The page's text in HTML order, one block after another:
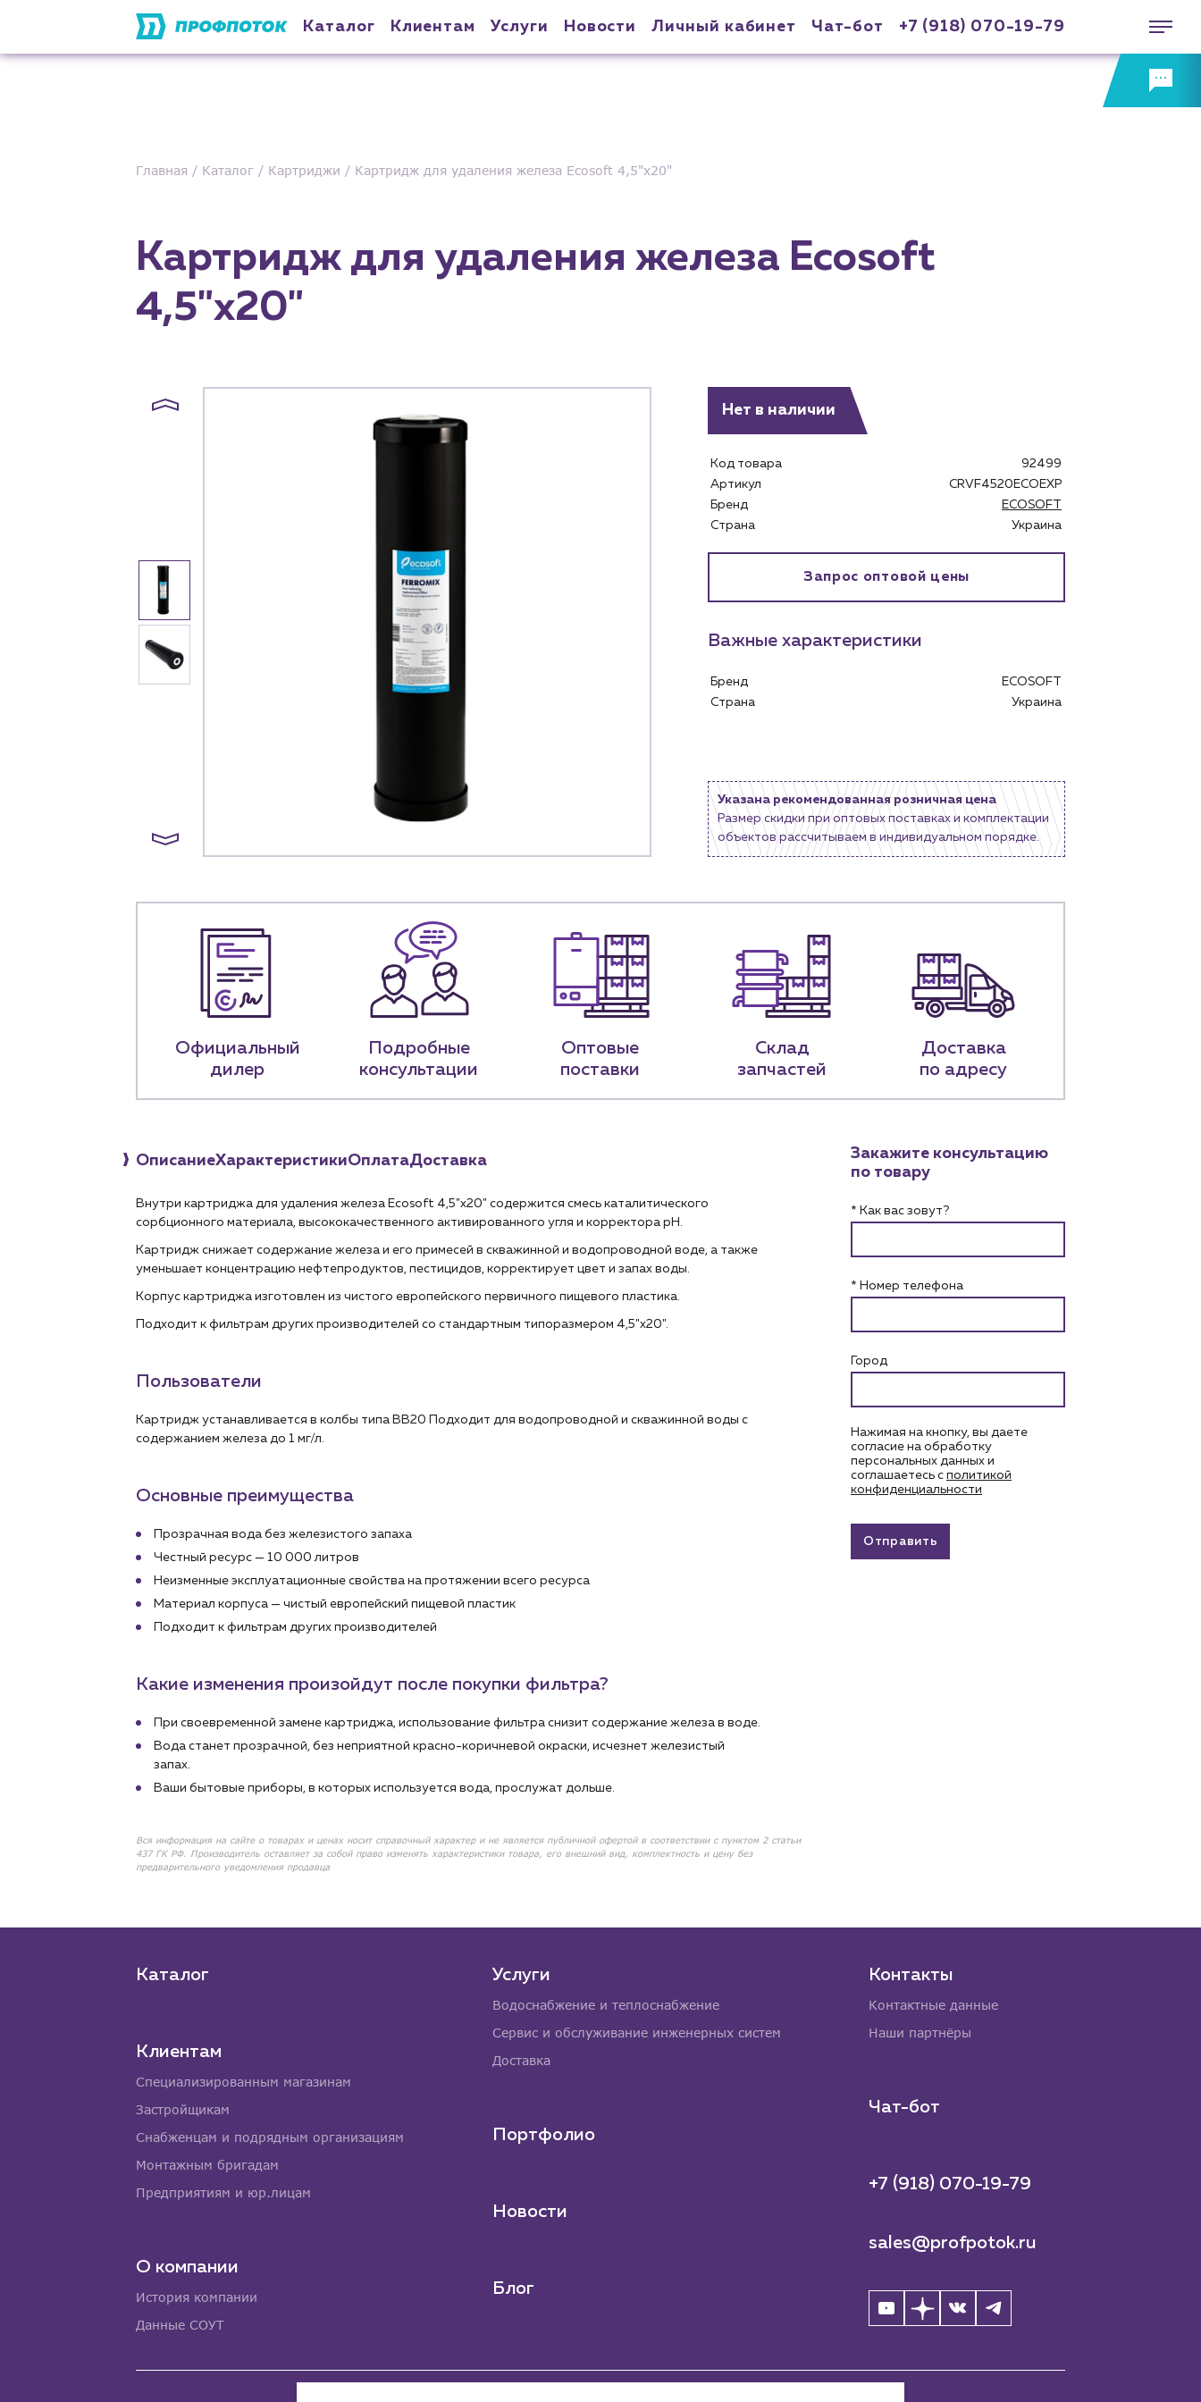
Каталог Клиентам Услуги Новости Личный кабинет Чат-бот +7 (918) 070-19-79
Клиентам
Специализированным магазинам
Снабженцам и подрядным организациям
О компании
История компании
Личный кабинет
Главная Каталог Картриджи Картридж для удаления железа Ecosoft 4,5"х20"
Картридж для удаления железа Ecosoft
4,5"х20"
Нет в наличии
Код товара
92499
Артикул
CRVF4520ECOEXP
Бренд
ECOSOFT
Страна
Украина
Запрос оптовой цены
Важные характеристики
Бренд
ECOSOFT
Страна
Украина
Указана рекомендованная розничная цена
Размер скидки при оптовых поставках и комплектации
объектов рассчитываем в индивидуальном порядке.
Официальный
дилер
Подробные
консультации
Оптовые
поставки
Склад
запчастей
Доставка
по адресу
ОписаниеХарактеристикиОплатаДоставка
Внутри картриджа для удаления железа Ecosoft 4,5"х20" содержится смесь каталитического
сорбционного материала, высококачественного активированного угля и корректора рН.
Картридж снижает содержание железа и его примесей в скважинной и водопроводной воде, а также
уменьшает концентрацию нефтепродуктов, пестицидов, корректирует цвет и запах воды.
Корпус картриджа изготовлен из чистого европейского первичного пищевого пластика.
Подходит к фильтрам других производителей со стандартным типоразмером 4,5"х20".
Пользователи
Картридж устанавливается в колбы типа BB20 Подходит для водопроводной и скважинной воды с
содержанием железа до 1 мг/л.
Основные преимущества
Прозрачная вода без железистого запаха
Честный ресурс — 10 000 литров
Неизменные эксплуатационные свойства на протяжении всего ресурса
Материал корпуса — чистый европейский пищевой пластик
Подходит к фильтрам других производителей
Какие изменения произойдут после покупки фильтра?
При своевременной замене картриджа, использование фильтра снизит содержание железа в воде.
Вода станет прозрачной, без неприятной красно-коричневой окраски, исчезнет железистый
запах.
Ваши бытовые приборы, в которых используется вода, прослужат дольше.
Вся информация на сайте о товарах и ценах носит справочный характер и не является публичной офертой в соответствии с пунктом 2 статьи
437 ГК РФ. Производитель оставляет за собой право изменять характеристики товара, его внешний вид, комплектность и цену без
предварительного уведомления продавца
Закажите консультацию
по товару
* Как вас зовут?
* Номер телефона
Город
Нажимая на кнопку, вы даете
согласие на обработку
персональных данных и
соглашаетесь c политикой
конфиденциальности
Отправить
Каталог
Клиентам
Специализированным магазинам
Застройщикам
Снабженцам и подрядным организациям
Монтажным бригадам
Предприятиям и юр.лицам
О компании
История компании
Данные СОУТ
Услуги
Водоснабжение и теплоснабжение
Сервис и обслуживание инженерных систем
Доставка
Портфолио
Новости
Блог
Контакты
Контактные данные
Наши партнёры
Чат-бот
+7 (918) 070-19-79
sales@profpotok.ru